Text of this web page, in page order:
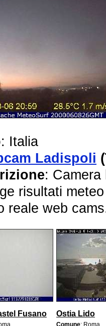
: Italia
Ladispoli
:
risultati
reale web
Fusano Ostia Lido
Comune: Roma